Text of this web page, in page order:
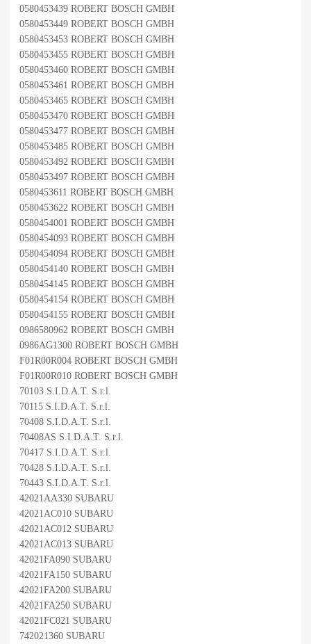
0580453439 ROBERT BOSCH GMBH
0580453449 ROBERT BOSCH GMBH
0580453453 ROBERT BOSCH GMBH
0580453455 ROBERT BOSCH GMBH
0580453460 ROBERT BOSCH GMBH
0580453461 ROBERT BOSCH GMBH
0580453465 ROBERT BOSCH GMBH
0580453470 ROBERT BOSCH GMBH
0580453477 ROBERT BOSCH GMBH
0580453485 ROBERT BOSCH GMBH
0580453492 ROBERT BOSCH GMBH
0580453497 ROBERT BOSCH GMBH
0580453611 ROBERT BOSCH GMBH
0580453622 ROBERT BOSCH GMBH
0580454001 ROBERT BOSCH GMBH
0580454093 ROBERT BOSCH GMBH
0580454094 ROBERT BOSCH GMBH
0580454140 ROBERT BOSCH GMBH
0580454145 ROBERT BOSCH GMBH
0580454154 ROBERT BOSCH GMBH
0580454155 ROBERT BOSCH GMBH
0986580962 ROBERT BOSCH GMBH
0986AG1300 ROBERT BOSCH GMBH
F01R00R004 ROBERT BOSCH GMBH
F01R00R010 ROBERT BOSCH GMBH
70103 S.I.D.A.T. S.r.l.
70115 S.I.D.A.T. S.r.l.
70408 S.I.D.A.T. S.r.l.
70408AS S.I.D.A.T. S.r.l.
70417 S.I.D.A.T. S.r.l.
70428 S.I.D.A.T. S.r.l.
70443 S.I.D.A.T. S.r.l.
42021AA330 SUBARU
42021AC010 SUBARU
42021AC012 SUBARU
42021AC013 SUBARU
42021FA090 SUBARU
42021FA150 SUBARU
42021FA200 SUBARU
42021FA250 SUBARU
42021FC021 SUBARU
742021360 SUBARU